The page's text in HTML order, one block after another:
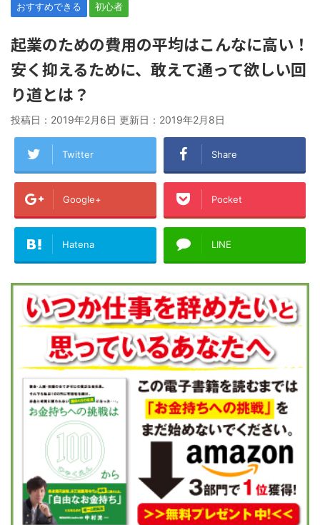
おすすめできる 初心者
起業のための費用の平均はこんなに高い！
安く抑えるために、敢えて通って欲しい回
り道とは？
投稿日：2019年2月6日 更新日： 2019年2月8日
Twitter Share
Google+ Pocket
Hatena LINE